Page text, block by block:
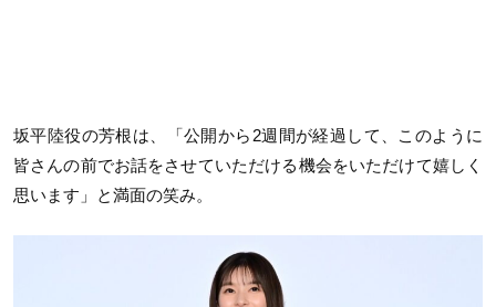
坂平陸役の芳根は、「公開から2週間が経過して、このように
皆さんの前でお話をさせていただける機会をいただけて嬉しく
思います」と満面の笑み。